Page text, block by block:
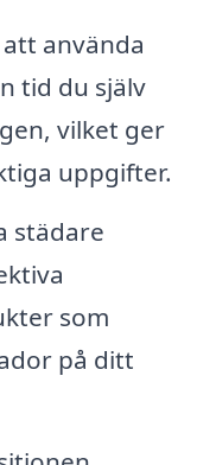
använda
tid du själv
vilket ger
uppgifter.
städare
som
på ditt